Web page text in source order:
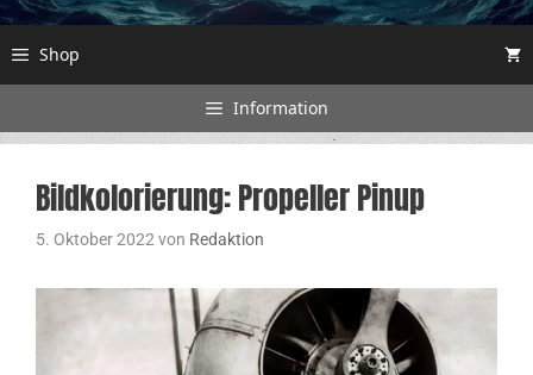
Shop
Information
Bildkolorierung: Propeller Pinup
5. Oktober 2022von Redaktion